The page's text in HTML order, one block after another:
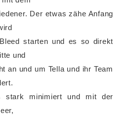
Der etwas zähe Anfang
starten und es so direkt
und
an und um Tella und ihr Team
stark minimiert und mit der